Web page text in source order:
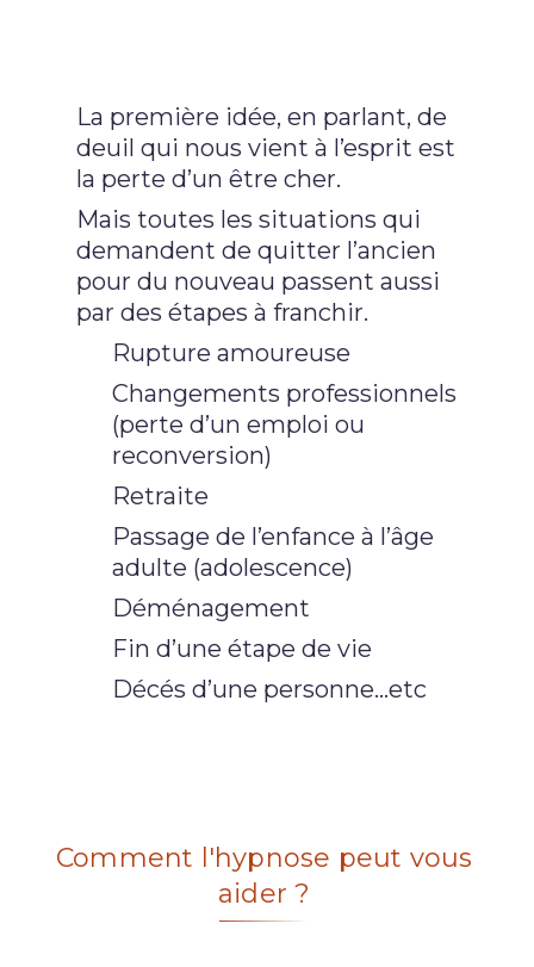
La première idée, en parlant, de
deuil qui nous vient à l’esprit est
la perte d’un être cher.
Mais toutes les situations qui
demandent de quitter l’ancien
pour du nouveau passent aussi
par des étapes à franchir.
Rupture amoureuse
Changements professionnels
(perte d’un emploi ou
reconversion)
Retraite
Passage de l’enfance à l’âge
adulte (adolescence)
Déménagement
Fin d’une étape de vie
Décés d’une personne…etc
Comment l'hypnose peut vous
aider ?